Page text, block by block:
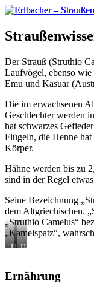
Der Strauß (Struthio
Laufvögel, ebenso
Emu und Kasuar
Die im erwachsenen
Geschlechter werden
hat schwarzes
Flügeln, die Henne hat
Körper.
Hähne werden bis zu
sind in der Regel
Seine Bezeichnung
dem Altgriechischen.
„Struthio Camelus“
„Kamelspatz“,
HahnHenne
Ernährung